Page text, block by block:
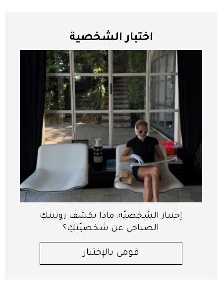
اختبار الشخصية
إختبار الشخصيّة: ماذا يكشف روتينكِ
الصباحي عن شخصيّتكِ؟
قومي بالإختبار